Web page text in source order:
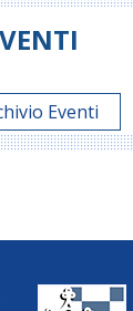
Eventi